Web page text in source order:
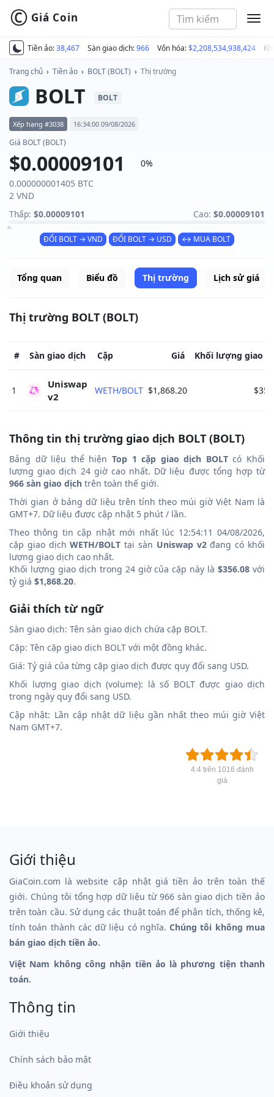
Tiền ảo:38,467 Sàn giao dịch:966 Vốn hóa:$2,208,534,938,424
© Giá Coin
Trang chủ › Tiền ảo › BOLT (BOLT) › Thị trường
BOLT BOLT
Xếp hạng #3038 16:34:00 09/08/2026
Giá BOLT (BOLT)
$0.00009101
0%
0.000000001405 BTC
2 VND
Thấp: $0.00009101 Cao: $0.00009101
ĐỔI BOLT → VND ĐỔI BOLT → USD ↔ MUA BOLT
Tổng quan Biểu đồ Thị trường Lịch sử giá
Thị trường BOLT (BOLT)
# Sàn giao dịch Cặp Giá Khối lượng giao
1
Uniswap
v2
WETH/BOLT $1,868.20
Thông tin thị trường giao dịch BOLT (BOLT)
Bảng dữ liệu thể hiện Top 1 cặp giao dịch BOLTcó Khối
lượng giao dịch 24 giờ cao nhất. Dữ liệu được tổng hợp từ
966 sàn giao dịch trên toàn thế giới.
Thời gian ở bảng dữ liệu trên tính theo múi giờ Việt Nam là
GMT+7. Dữ liệu được cập nhật 5 phút / lần.
Theo thông tin cập nhật mới nhất lúc 12:54:11 04/08/2026,
cặp giao dịchWETH/BOLT tại sàn Uniswap v2đang có khối
lượng giao dịch cao nhất.
Khối lượng giao dịch trong 24 giờ của cặp này là$356.08 với
tỷ giá $1,868.20.
Giải thích từ ngữ
Sàn giao dịch: Tên sàn giao dịch chứa cặp BOLT.
Cặp: Tên cặp giao dịch BOLT với một đồng khác.
Giá: Tỷ giá của từng cặp giao dịch được quy đổi sang USD.
Khối lượng giao dịch (volume): là số BOLT được giao dịch
trong ngày quy đổi sang USD.
Cập nhật: Lần cập nhật dữ liệu gần nhất theo múi giờ Việt
Nam GMT+7.
4.4 trên 1016 đánh
giá
Giới thiệu
GiaCoin.com là website cập nhật giá tiền ảo trên toàn thế
giới. Chúng tôi tổng hợp dữ liệu từ 966 sàn giao dịch tiền ảo
trên toàn cầu. Sử dụng các thuật toán để phân tích, thống kê,
tính toán thành các dữ liệu có nghĩa.Chúng tôi không mua
bán giao dịch tiền ảo.
Việt Nam không công nhận tiền ảo là phương tiện thanh
toán.
Thông tin
Giới thiệu
Chính sách bảo mật
Điều khoản sử dụng